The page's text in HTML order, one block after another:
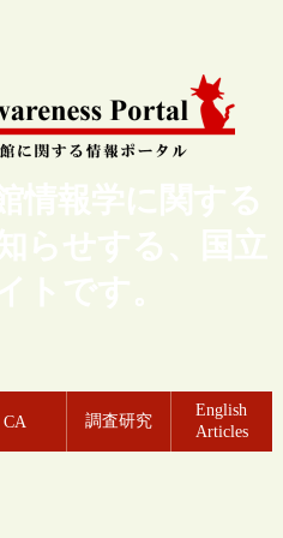
情報学に関する
らせする、国立
トです。
CA 調査研究
English
Articles